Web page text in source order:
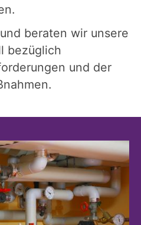
beraten wir unsere
bezüglich
und der